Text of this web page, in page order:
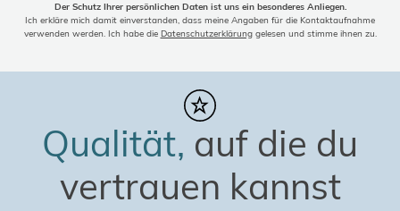
Der Schutz Ihrer persönlichen Daten ist uns ein besonderes Anliegen.
Ich erkläre mich damit einverstanden, dass meine Angaben für die Kontaktaufnahme
verwenden werden. Ich habe die Datenschutzerklärunggelesen und stimme ihnen zu.
Qualität, auf die du
vertrauen kannst